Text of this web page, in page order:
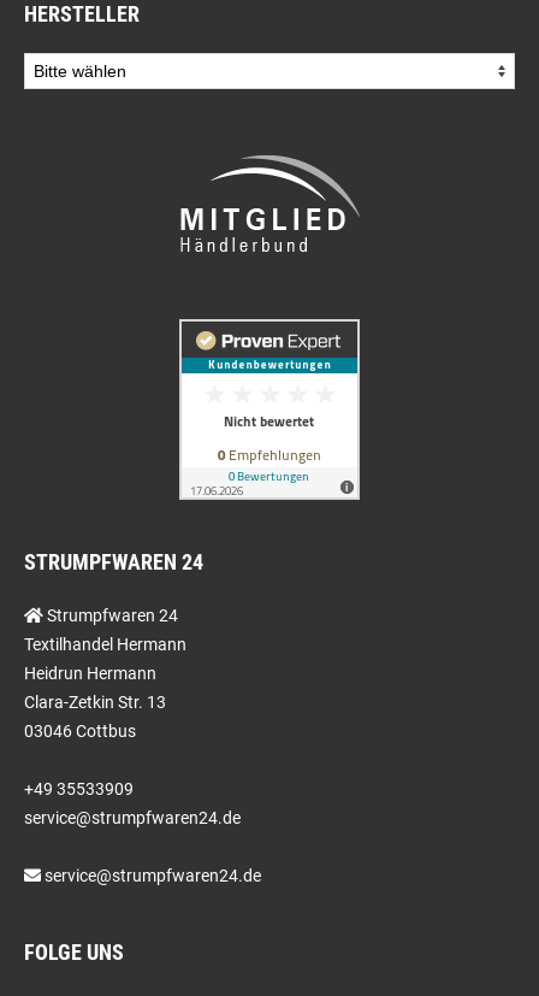
HERSTELLER
STRUMPFWAREN 24
Strumpfwaren 24
Textilhandel Hermann
Heidrun Hermann
Clara-Zetkin Str. 13
03046 Cottbus
+49 35533909
service@strumpfwaren24.de
service@strumpfwaren24.de
FOLGE UNS